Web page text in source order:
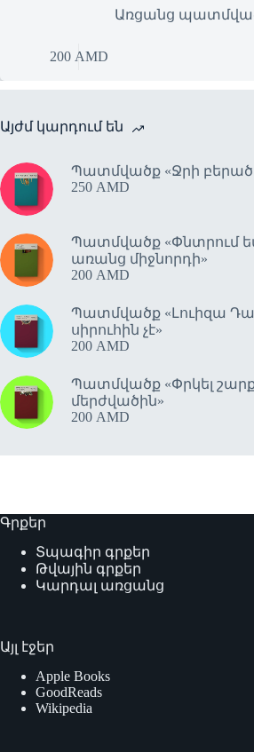
Առցանց
200 AMD
Այժմ կարդում են
Պատմվածք «Ջրի
250 AMD
Պատմվածք «Փնտրում
առանց միջնորդի»
200 AMD
Պատմվածք «Լուիզա
սիրուհին չէ»
200 AMD
Պատմվածք «Փրկել
մերժվածին»
200 AMD
Գրքեր
Տպագիր գրքեր
Թվային գրքեր
Կարդալ առցանց
Այլ էջեր
Apple Books
GoodReads
Wikipedia